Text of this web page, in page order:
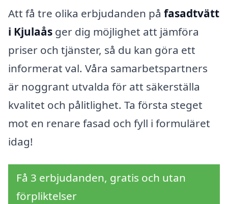
Att få tre olika erbjudanden på fasadtvätt
i Kjulaås ger dig möjlighet att jämföra
priser och tjänster, så du kan göra ett
informerat val. Våra samarbetspartners
är noggrant utvalda för att säkerställa
kvalitet och pålitlighet. Ta första steget
mot en renare fasad och fyll i formuläret
idag!
Få 3 erbjudanden, gratis och utan
förpliktelser